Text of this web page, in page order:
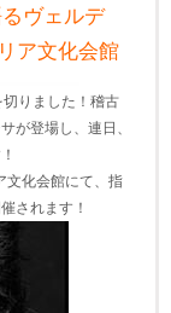
ヴェルデ
ア文化会館
りました！稽古
が登場し、連日、
文化会館にて、指
されます！